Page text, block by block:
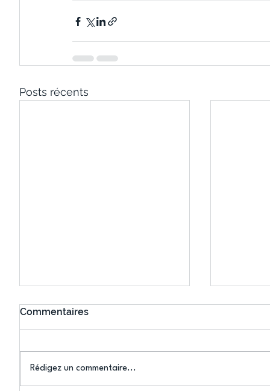
Posts récents
Commentaires
Rédigez un commentaire...